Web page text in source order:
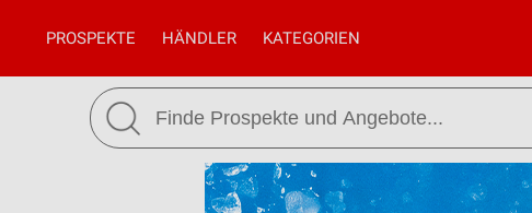
PROSPEKTE HÄNDLER KATEGORIEN